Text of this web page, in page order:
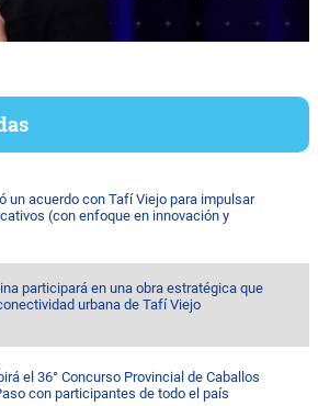
un acuerdo con Tafí Viejo para impulsar
(con enfoque en innovación y
participará en una obra estratégica que
urbana de Tafí Viejo
el 36° Concurso Provincial de Caballos
con participantes de todo el país